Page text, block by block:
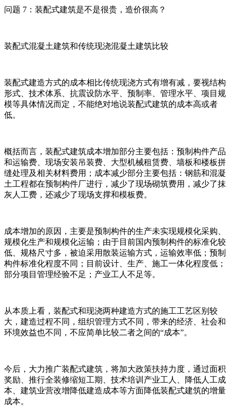
问题 7：装配式建筑是不是很贵，造价很高？
装配式混凝土建筑和传统现浇混凝土建筑比较
装配式建造方式的成本相比传统现浇方式有增有减，要视结构
形式、技术体系、抗震设防水平、预制率、管理水平、项目规
模等具体情况而定，不能绝对地说装配式建筑的成本高或者
低。
概括而言，装配式建筑成本增加部分主要包括：预制构件产品
和运输费、现场安装吊装费、大型机械租赁费、墙板和楼板拼
缝处理及相关材料费用；成本减少部分主要包括：钢筋和混凝
土工程都在预制构件厂进行，减少了现场砌筑费用，减少了抹
灰人工费，还减少了现场支撑和模板费。
成本增加的原因，主要是预制构件的生产未实现规模化采购、
规模化生产和规模化运输；由于目前国内预制构件的标准化较
低、规格尺寸多，被迫采用散装运输方式，运输效率低；预制
构件标准化程度不同；目前设计、生产、施工一体化程度低；
部分项目管理经验不足；产业工人不足等。
从本质上看，装配式和现浇两种建造方式的施工工艺区别较
大，建造过程不同，组织管理方式不同，带来的经济、社会和
环境效益也不同，不应简单比较二者之间的“成本”。
今后，大力推广装配式建筑，将加大政策扶持力度，通过面积
奖励、推行全装修缩短工期、技术培训产业工人、降低人工成
本、建筑业营改增降低建造成本等方面降低装配式建筑的增量
成本。